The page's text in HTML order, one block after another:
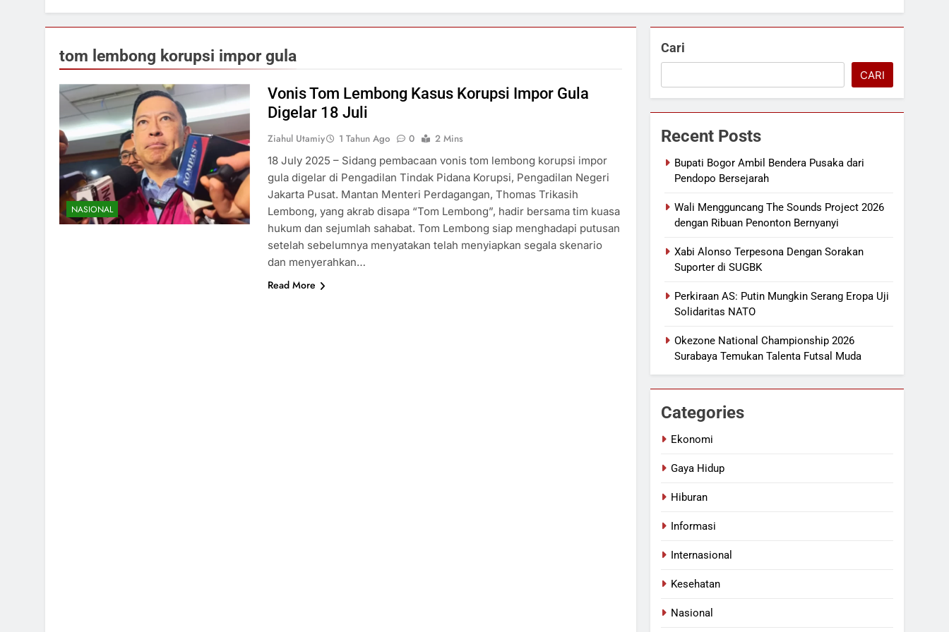
tom lembong korupsi impor gula
NASIONAL
Vonis Tom Lembong Kasus Korupsi Impor Gula
Digelar 18 Juli
Ziahul Utamiy 1 Tahun Ago 0
2 Mins
18 July 2025 – Sidang pembacaan vonis tom lembong korupsi impor
gula digelar di Pengadilan Tindak Pidana Korupsi, Pengadilan Negeri
Jakarta Pusat. Mantan Menteri Perdagangan, Thomas Trikasih
Lembong, yang akrab disapa “Tom Lembong”, hadir bersama tim kuasa
hukum dan sejumlah sahabat. Tom Lembong siap menghadapi putusan
setelah sebelumnya menyatakan telah menyiapkan segala skenario
dan menyerahkan…
Read More
Cari
CARI
Recent Posts
Bupati Bogor Ambil Bendera Pusaka dari
Pendopo Bersejarah
Wali Mengguncang The Sounds Project 2026
dengan Ribuan Penonton Bernyanyi
Xabi Alonso Terpesona Dengan Sorakan
Suporter di SUGBK
Perkiraan AS: Putin Mungkin Serang Eropa Uji
Solidaritas NATO
Okezone National Championship 2026
Surabaya Temukan Talenta Futsal Muda
Categories
Ekonomi
Gaya Hidup
Hiburan
Informasi
Internasional
Kesehatan
Nasional